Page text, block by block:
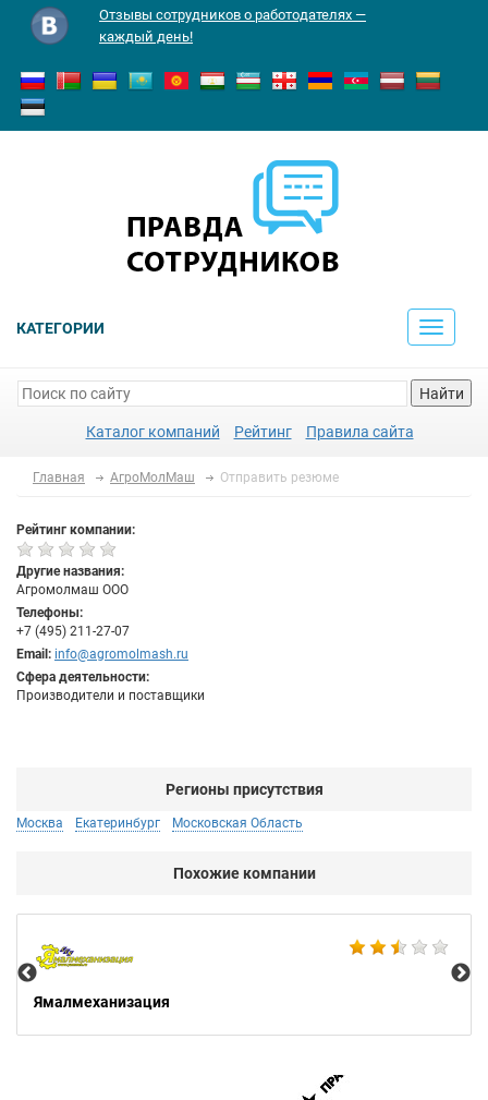
Отзывы сотрудников о работодателях —
каждый день!
КАТЕГОРИИ
Toggle
Найти
Каталог компаний Рейтинг Правила сайта
Главная АгроМолМаш Отправить резюме
Рейтинг компании:
Другие названия:
Агромолмаш ООО
Телефоны:
+7 (495) 211-27-07
Email: info@agromolmash.ru
Сфера деятельности:
Производители и поставщики
Регионы присутствия
Москва Екатеринбург Московская Область
Похожие компании
Ямалмеханизация